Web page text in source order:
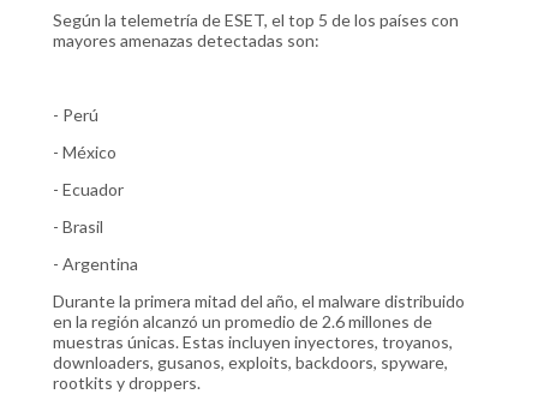
Según la telemetría de ESET, el top 5 de los países con
mayores amenazas detectadas son:
- Perú
- México
- Ecuador
- Brasil
- Argentina
Durante la primera mitad del año, el malware distribuido
en la región alcanzó un promedio de 2.6 millones de
muestras únicas. Estas incluyen inyectores, troyanos,
downloaders, gusanos, exploits, backdoors, spyware,
rootkits y droppers.